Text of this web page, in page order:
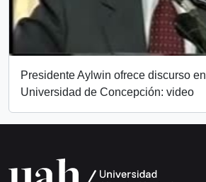
Presidente Aylwin ofrece discurso en
Universidad de Concepción: video